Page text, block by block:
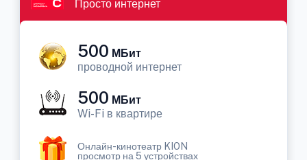
Просто интернет
500 МБит
проводной интернет
500 МБит
Wi-Fi в квартире
Онлайн-кинотеатр KION
просмотр на 5 устройствах